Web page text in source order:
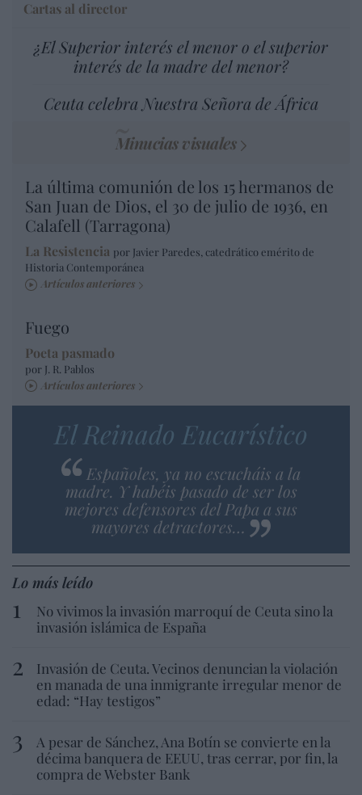
Cartas al director
¿El Superior interés el menor o el superior
interés de la madre del menor?
Ceuta celebra Nuestra Señora de África
Minucias visuales
La última comunión de los 15 hermanos de
San Juan de Dios, el 30 de julio de 1936, en
Calafell (Tarragona)
La Resistencia por Javier Paredes, catedrático emérito de
Historia Contemporánea
Artículos anteriores
Fuego
Poeta pasmado
por J. R. Pablos
Artículos anteriores
El Reinado Eucarístico
Españoles, ya no escucháis a la
madre. Y habéis pasado de ser los
mejores defensores del Papa a sus
mayores detractores…
Lo más leído
No vivimos la invasión marroquí de Ceuta sino la
invasión islámica de España
Invasión de Ceuta. Vecinos denuncian la violación
en manada de una inmigrante irregular menor de
edad: “Hay testigos”
A pesar de Sánchez, Ana Botín se convierte en la
décima banquera de EEUU, tras cerrar, por fin, la
compra de Webster Bank